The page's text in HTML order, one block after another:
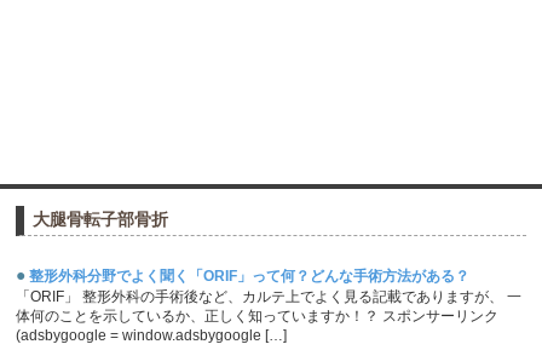
大腿骨転子部骨折
● 整形外科分野でよく聞く「ORIF」って何？どんな手術方法がある？
「ORIF」 整形外科の手術後など、カルテ上でよく見る記載でありますが、 一
体何のことを示しているか、正しく知っていますか！？ スポンサーリンク
(adsbygoogle = window.adsbygoogle […]